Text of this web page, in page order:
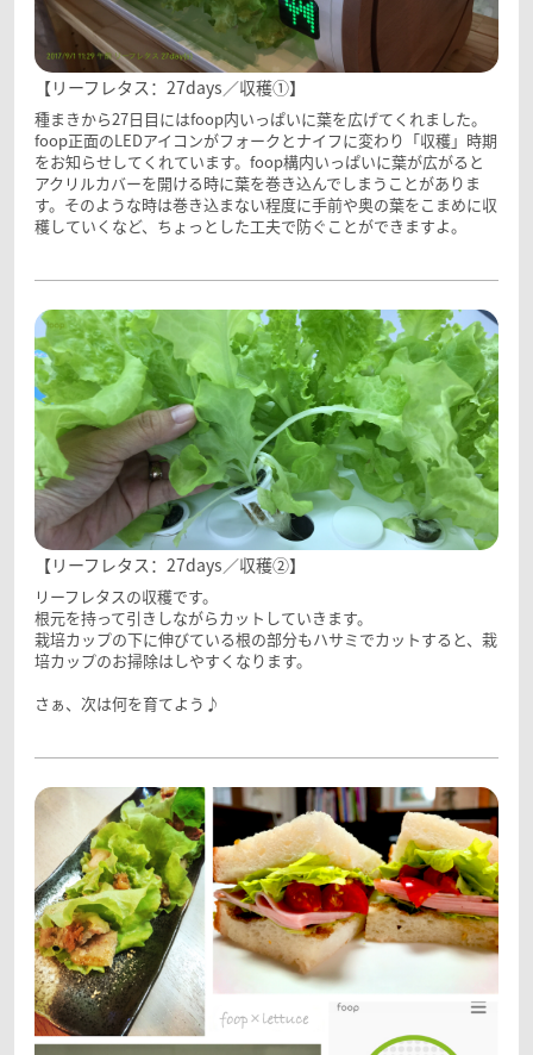
【リーフレタス：27days／収穫①】
種まきから27日目にはfoop内いっぱいに葉を広げてくれました。
foop正面のLEDアイコンがフォークとナイフに変わり「収穫」時期
をお知らせしてくれています。foop構内いっぱいに葉が広がると
アクリルカバーを開ける時に葉を巻き込んでしまうことがありま
す。そのような時は巻き込まない程度に手前や奥の葉をこまめに収
穫していくなど、ちょっとした工夫で防ぐことができますよ。
【リーフレタス：27days／収穫②】
リーフレタスの収穫です。
根元を持って引きしながらカットしていきます。
栽培カップの下に伸びている根の部分もハサミでカットすると、栽
培カップのお掃除はしやすくなります。
さぁ、次は何を育てよう♪